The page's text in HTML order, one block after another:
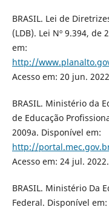
BRASIL. Lei de
(LDB). Lei Nº 9.394,
em:
http://
Acesso em: 20 jun.
BRASIL. Ministério da
de Educação
2009a. Disponível em:
http://
Acesso em: 24 jul. 2022.
BRASIL. Ministério Da
Federal. Disponível em: